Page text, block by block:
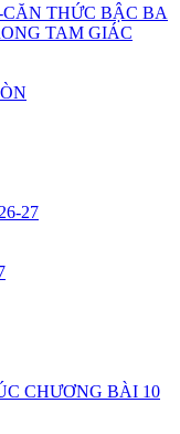
THỨC BẬC BA
TAM GIÁC
27
CHƯƠNG BÀI 10